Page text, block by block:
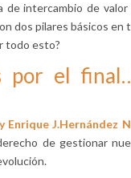
de intercambio de
dos pilares básicos
todo esto?
por el
Enrique J.Hernández
de gestionar